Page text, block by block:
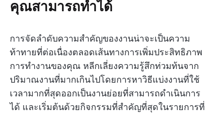
คุณสามารถทำได้
การจัดลำดับความสำคัญของงานน่าจะเป็นความ
ท้าทายที่ต่อเนื่องตลอดเส้นทางการเพิ่มประสิทธิภาพ
การทำงานของคุณ หลีกเลี่ยงความรู้สึกท่วมท้นจาก
ปริมาณงานที่มากเกินไปโดยการหาวิธีแบ่งงานที่ใช้
เวลามากที่สุดออกเป็นงานย่อยที่สามารถดำเนินการ
ได้ และเริ่มต้นด้วยกิจกรรมที่สำคัญที่สุดในรายการที่